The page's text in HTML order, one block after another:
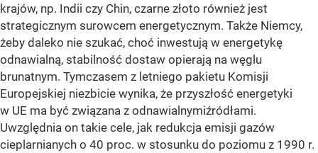
krajów, np. Indii czy Chin, czarne złoto również jest
strategicznym surowcem energetycznym. Także Niemcy,
żeby daleko nie szukać, choć inwestują w energetykę
odnawialną, stabilność dostaw opierają na węglu
brunatnym. Tymczasem z letniego pakietu Komisji
Europejskiej niezbicie wynika, że przyszłość energetyki
w UE ma być związana z odnawialnymiźródłami.
Uwzględnia on takie cele, jak redukcja emisji gazów
cieplarnianych o 40 proc. w stosunku do poziomu z 1990 r.